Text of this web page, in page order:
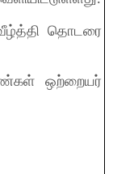
தொடரை
ஒற்றையர்